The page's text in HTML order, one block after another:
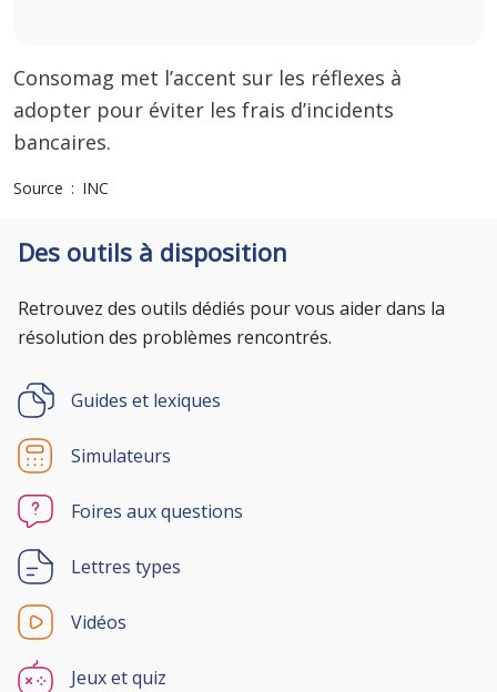
Consomag met l’accent sur les réflexes à
adopter pour éviter les frais d’incidents
bancaires.
Source INC
Des outils à disposition
Retrouvez des outils dédiés pour vous aider dans la
résolution des problèmes rencontrés.
Guides et lexiques
Simulateurs
Foires aux questions
Lettres types
Vidéos
Jeux et quiz